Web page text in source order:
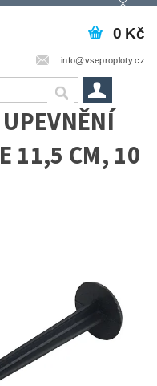
info@vseproploty.cz
0 Kč
11,5 CM, 10